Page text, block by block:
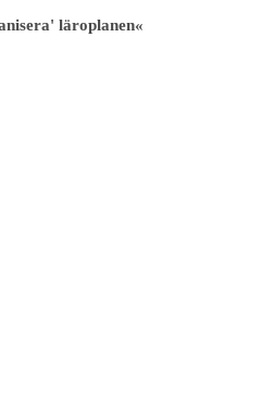
läroplanen«